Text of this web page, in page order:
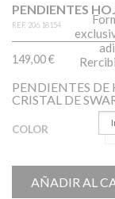
PENDIENTES
REF. 206.18154
149,00€
PENDIENTES
CRISTAL DE
COLOR
AÑADIR AL